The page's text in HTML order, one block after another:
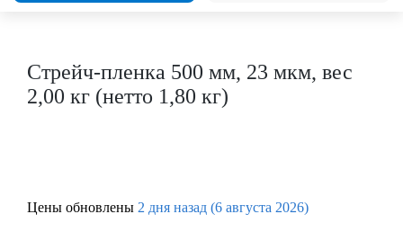
Стрейч-пленка 500 мм, 23 мкм, вес
2,00 кг (нетто 1,80 кг)
Цены обновлены 2 дня назад (6 августа 2026)